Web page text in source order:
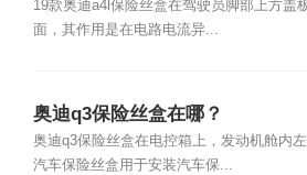
19款奥迪a4l保险丝盒在驾驶员脚部上方盖
面，其作用是在电路电流异...
奥迪q3保险丝盒在哪？
奥迪q3保险丝盒在电控箱上，发动机舱内左
汽车保险丝盒用于安装汽车保...